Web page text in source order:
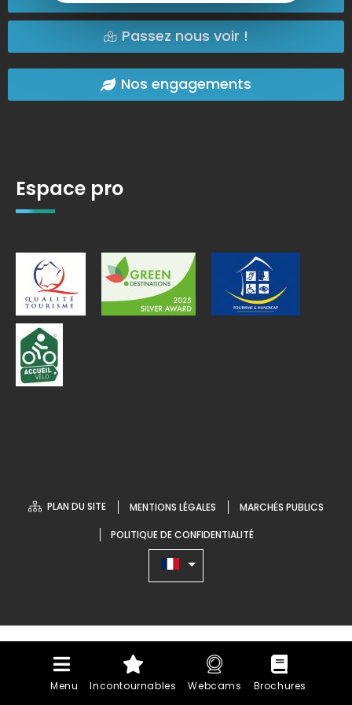
Menu Incontournables Webcams Brochures
Passez nous voir !
Nos engagements
Espace pro
PLAN DU SITE MENTIONS LÉGALES MARCHÉS PUBLICS
POLITIQUE DE CONFIDENTIALITÉ